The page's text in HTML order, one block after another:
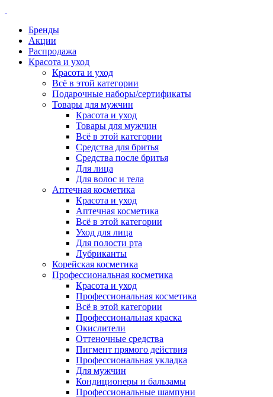
Бренды
Акции
Распродажа
Красота и уход
Красота и уход
Всё в этой категории
Подарочные наборы/сертификаты
Товары для мужчин
Красота и уход
Товары для мужчин
Всё в этой категории
Средства для бритья
Средства после бритья
Для лица
Для волос и тела
Аптечная косметика
Красота и уход
Аптечная косметика
Всё в этой категории
Уход для лица
Для полости рта
Лубриканты
Корейская косметика
Профессиональная косметика
Красота и уход
Профессиональная косметика
Всё в этой категории
Профессиональная краска
Окислители
Оттеночные средства
Пигмент прямого действия
Профессиональная укладка
Для мужчин
Кондиционеры и бальзамы
Профессиональные шампуни